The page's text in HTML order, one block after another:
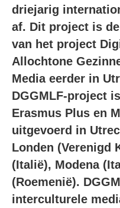
driejarig
af. Dit project is
van het project
Allochtone
Media eerder in
DGGMLF-project
Erasmus Plus en
uitgevoerd in
Londen (Verenigd
(Italië), Modena
(Roemenië).
interculturele